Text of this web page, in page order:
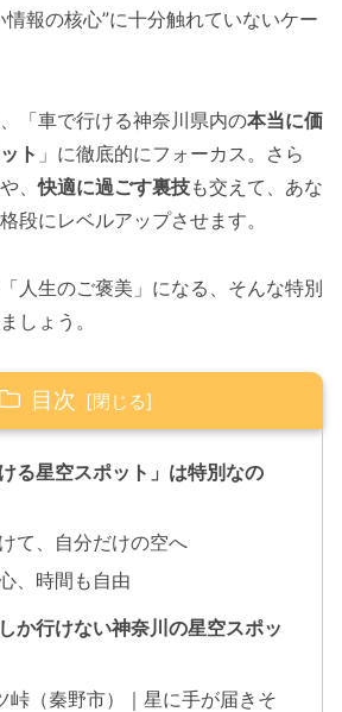
報の核心”に十分触れていないケー
「車で行ける神奈川県内の本当に価
ト 」に徹底的にフォーカス。さら
や、快適に過ごす裏技も交えて、あな
段にレベルアップさせます。
人生のご褒美」になる、そんな特別
しょう。
目次
る星空スポット」は特別なの
て、自分だけの空へ
、時間も自由
か行けない神奈川の星空スポッ
（秦野市）｜星に手が届きそ